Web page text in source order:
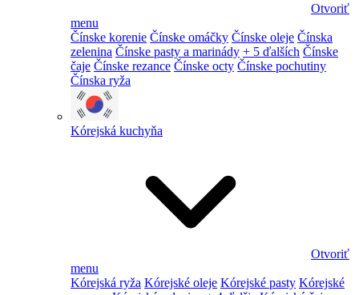
Otvoriť
menu
Čínske korenie Čínske omáčky Čínske oleje Čínska
zelenina Čínske pasty a marinády + 5 ďalších Čínske
čaje Čínske rezance Čínske octy Čínske pochutiny
Čínska ryža
Kórejská kuchyňa
Otvoriť
menu
Kórejská ryža Kórejské oleje Kórejské pasty Kórejské